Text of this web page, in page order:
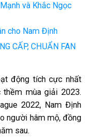
và Khắc Ngọc
cho Nam Định
CẤP, CHUẨN FAN
động tích cực nhất
thềm mùa giải 2023.
2022, Nam Định
người hâm mộ, đồng
sau.